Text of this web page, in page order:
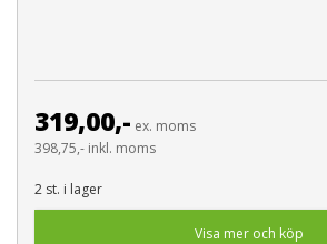
319,00,- ex. moms
398,75,- inkl. moms
2 st. i lager
Visa mer och köp